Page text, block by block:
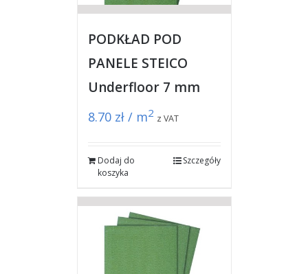
PODKŁAD POD
PANELE STEICO
Underfloor 7 mm
8.70 zł / m2 z VAT
Dodaj do
koszyka
Szczegóły